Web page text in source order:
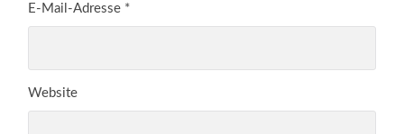
E-Mail-Adresse *
Website